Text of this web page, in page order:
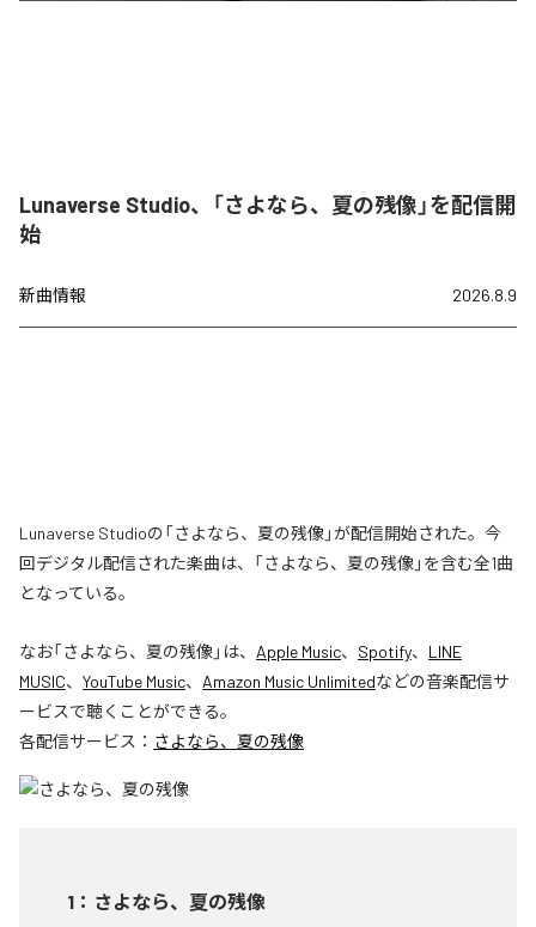
Lunaverse Studio、「さよなら、夏の残像」を配信開
始
新曲情報 2026.8.9
Lunaverse Studioの「さよなら、夏の残像」が配信開始された。今
回デジタル配信された楽曲は、「さよなら、夏の残像」を含む全1曲
となっている。
なお「さよなら、夏の残像」は、 Apple Music、 Spotify、 LINE
MUSIC、 YouTube Music、 Amazon Music Unlimitedなどの音楽配信サ
ービスで聴くことができる。
各配信サービス： さよなら、夏の残像
1 ： さよなら、夏の残像